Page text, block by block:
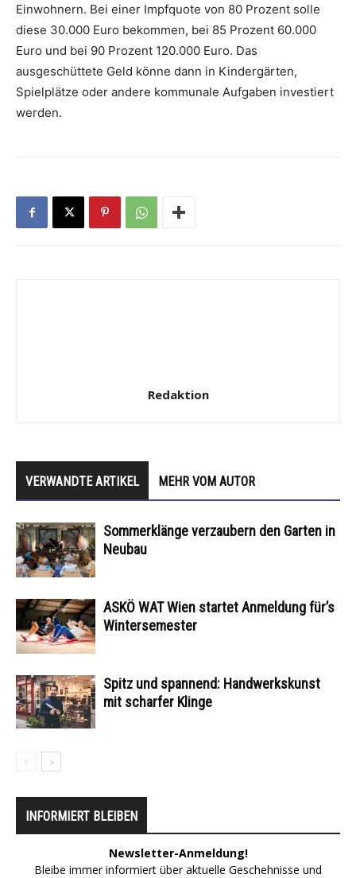
Einwohnern. Bei einer Impfquote von 80 Prozent solle
diese 30.000 Euro bekommen, bei 85 Prozent 60.000
Euro und bei 90 Prozent 120.000 Euro. Das
ausgeschüttete Geld könne dann in Kindergärten,
Spielplätze oder andere kommunale Aufgaben investiert
werden.
Redaktion
VERWANDTE ARTIKEL MEHR VOM AUTOR
Sommerklänge verzaubern den Garten in
Neubau
ASKÖ WAT Wien startet Anmeldung für’s
Wintersemester
Spitz und spannend: Handwerkskunst
mit scharfer Klinge
INFORMIERT BLEIBEN
Newsletter-Anmeldung!
Bleibe immer informiert über aktuelle Geschehnisse und